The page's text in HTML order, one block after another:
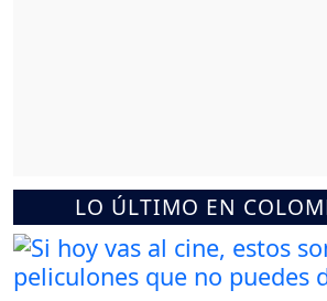
LO ÚLTIMO EN